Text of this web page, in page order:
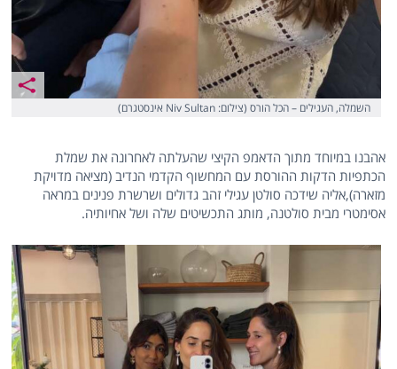
השמלה, העגילים – הכל הורס (צילום: Niv Sultan אינסטגרם)
אהבנו במיוחד מתוך הדאמפ הקיצי שהעלתה לאחרונה את שמלת
הכתפיות הדקות ההורסת עם המחשוף הקדמי הנדיב (מציאה מדויקת
מזארה),אליה שידכה סולטן עגילי זהב גדולים ושרשרת פנינים במראה
אסימטרי מבית סולטנה, מותג התכשיטים שלה ושל אחיותיה.